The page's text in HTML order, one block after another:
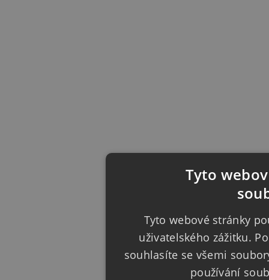
Tyto
Tyto webové stránky
uživatelského zážitku.
souhlasíte se všemi
používání